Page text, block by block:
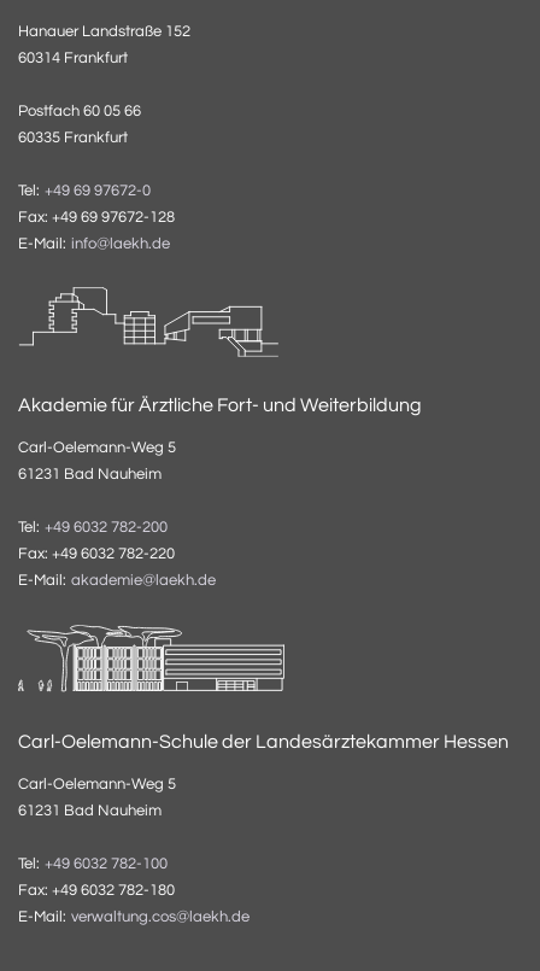
Hanauer Landstraße 152
60314 Frankfurt
Postfach 60 05 66
60335 Frankfurt
Tel: +49 69 97672-0
Fax: +49 69 97672-128
E-Mail: info@laekh.de
Akademie für Ärztliche Fort- und Weiterbildung
Carl-Oelemann-Weg 5
61231 Bad Nauheim
Tel: +49 6032 782-200
Fax: +49 6032 782-220
E-Mail: akademie@laekh.de
Carl-Oelemann-Schule der Landesärztekammer Hessen
Carl-Oelemann-Weg 5
61231 Bad Nauheim
Tel: +49 6032 782-100
Fax: +49 6032 782-180
E-Mail: verwaltung.cos@laekh.de